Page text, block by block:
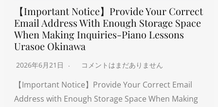
【Important Notice】Provide Your Correct
Email Address With Enough Storage Space
When Making Inquiries-Piano Lessons
Urasoe Okinawa
2026年6月21日 コメントはまだありません
【Important Notice】Provide Your Correct Email
Address with Enough Storage Space When Making